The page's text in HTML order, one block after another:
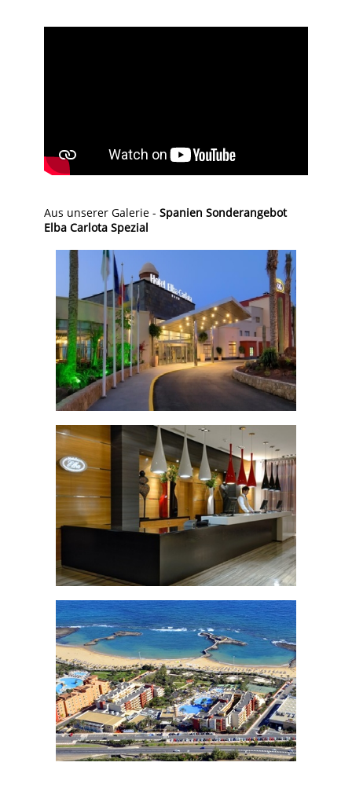
Aus unserer Galerie - Spanien Sonderangebot
Elba Carlota Spezial